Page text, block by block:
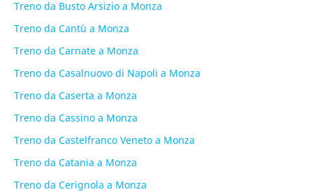
Treno da Busto Arsizio a Monza
Treno da Cantù a Monza
Treno da Carnate a Monza
Treno da Casalnuovo di Napoli a Monza
Treno da Caserta a Monza
Treno da Cassino a Monza
Treno da Castelfranco Veneto a Monza
Treno da Catania a Monza
Treno da Cerignola a Monza